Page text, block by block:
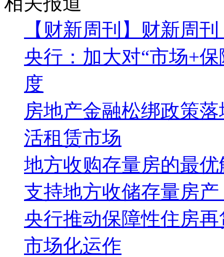
【财新周刊】财新周
央行：加大对“市场+
度
房地产金融松绑政策
活租赁市场
地方收购存量房的最优
支持地方收储存量房
央行推动保障性住房
市场化运作